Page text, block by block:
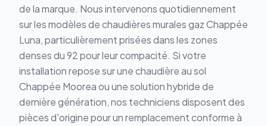
de la marque. Nous intervenons quotidiennement
sur les modèles de chaudières murales gaz Chappée
Luna, particulièrement prisées dans les zones
denses du 92 pour leur compacité. Si votre
installation repose sur une chaudière au sol
Chappée Moorea ou une solution hybride de
dernière génération, nos techniciens disposent des
pièces d'origine pour un remplacement conforme à